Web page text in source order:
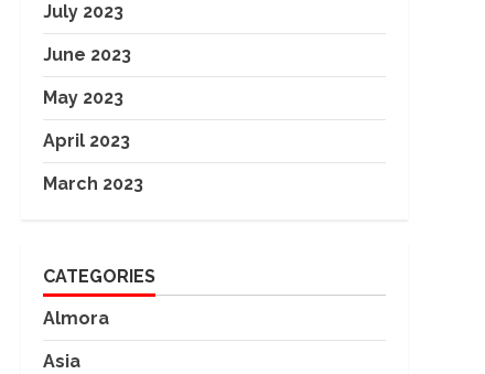
July 2023
June 2023
May 2023
April 2023
March 2023
CATEGORIES
Almora
Asia